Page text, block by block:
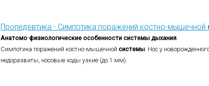
Пропедевтика - Симпотика поражений костно-мышечной
Анатомо-физиологические особенности системы дыхания.
Симпотика поражений костно-мышечной системы. Нос у
недоразвиты, носовые ходы узкие (до 1 мм).